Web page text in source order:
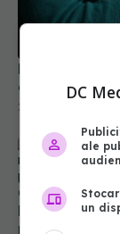
au înscris la
21 noi 2021, 10:42
CNAS:
beneficiază
monitorizare
DC
ale
un